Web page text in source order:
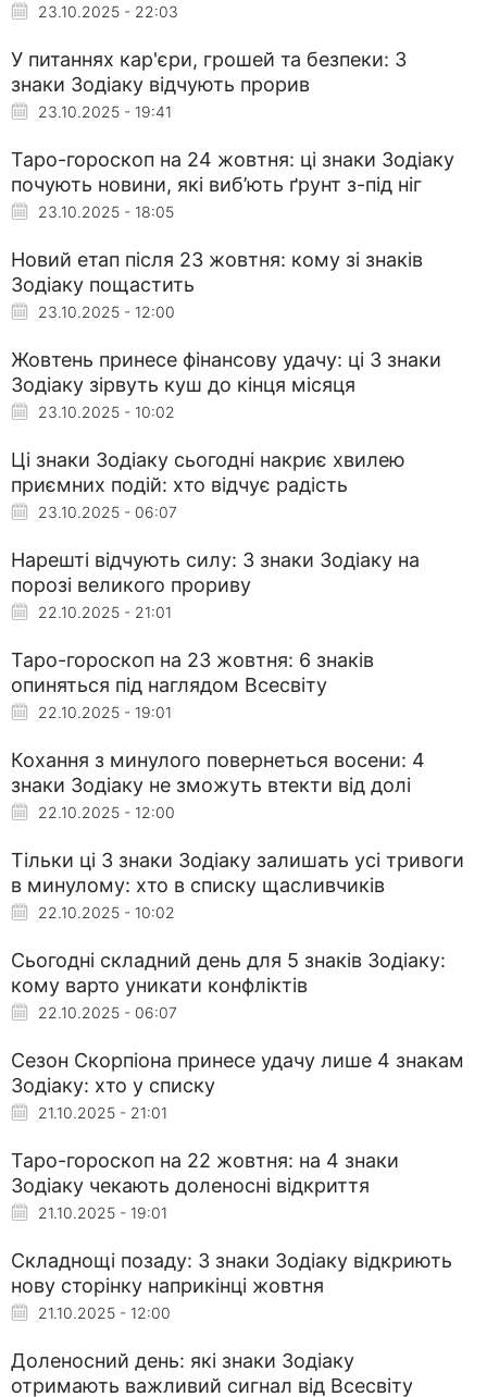
23.10.2025 - 22:03
У питаннях кар'єри, грошей та безпеки: 3
знаки Зодіаку відчують прорив
23.10.2025 - 19:41
Таро-гороскоп на 24 жовтня: ці знаки Зодіаку
почують новини, які виб’ють ґрунт з-під ніг
23.10.2025 - 18:05
Новий етап після 23 жовтня: кому зі знаків
Зодіаку пощастить
23.10.2025 - 12:00
Жовтень принесе фінансову удачу: ці 3 знаки
Зодіаку зірвуть куш до кінця місяця
23.10.2025 - 10:02
Ці знаки Зодіаку сьогодні накриє хвилею
приємних подій: хто відчує радість
23.10.2025 - 06:07
Нарешті відчують силу: 3 знаки Зодіаку на
порозі великого прориву
22.10.2025 - 21:01
Таро-гороскоп на 23 жовтня: 6 знаків
опиняться під наглядом Всесвіту
22.10.2025 - 19:01
Кохання з минулого повернеться восени: 4
знаки Зодіаку не зможуть втекти від долі
22.10.2025 - 12:00
Тільки ці 3 знаки Зодіаку залишать усі тривоги
в минулому: хто в списку щасливчиків
22.10.2025 - 10:02
Сьогодні складний день для 5 знаків Зодіаку:
кому варто уникати конфліктів
22.10.2025 - 06:07
Сезон Скорпіона принесе удачу лише 4 знакам
Зодіаку: хто у списку
21.10.2025 - 21:01
Таро-гороскоп на 22 жовтня: на 4 знаки
Зодіаку чекають доленосні відкриття
21.10.2025 - 19:01
Складнощі позаду: 3 знаки Зодіаку відкриють
нову сторінку наприкінці жовтня
21.10.2025 - 12:00
Доленосний день: які знаки Зодіаку
отримають важливий сигнал від Всесвіту